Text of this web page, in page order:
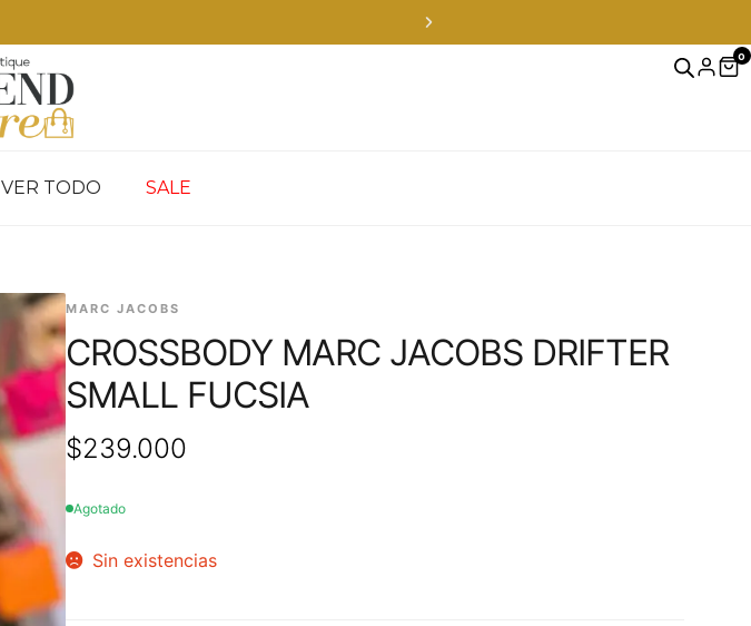
0
VER TODO SALE
MARC JACOBS
CROSSBODY MARC JACOBS DRIFTER
SMALL FUCSIA
$239.000
Agotado
Sin existencias